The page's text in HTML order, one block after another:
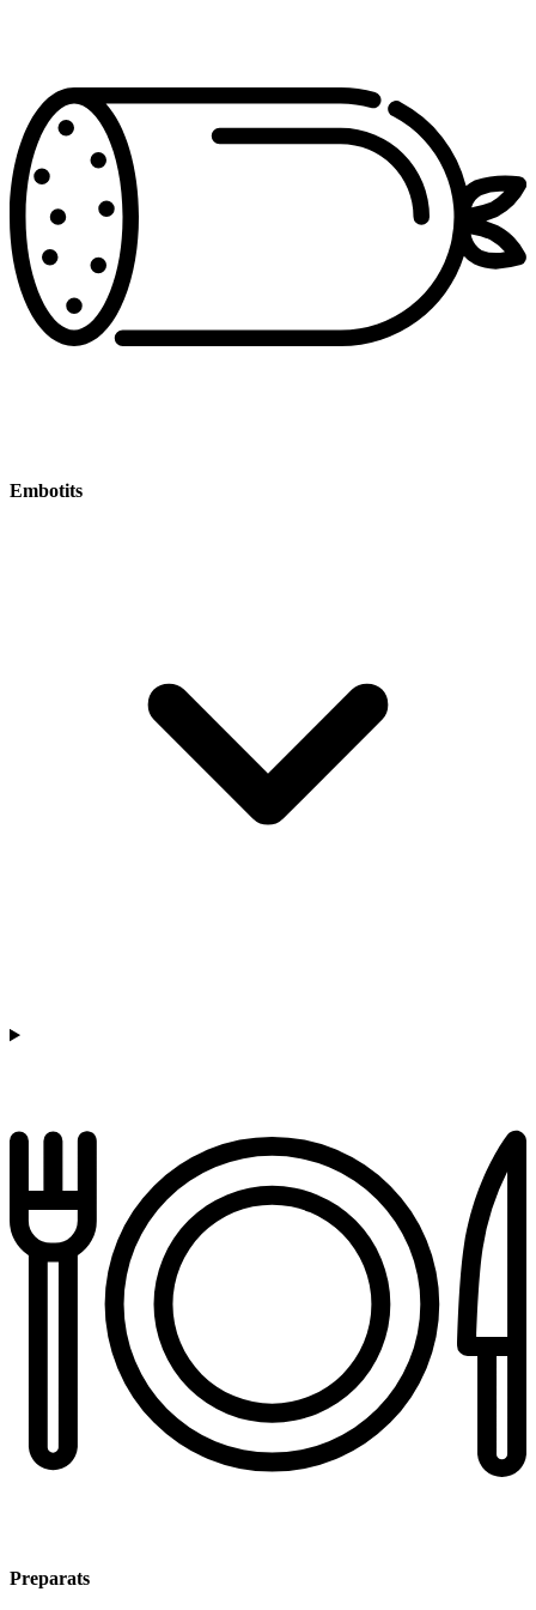
Embotits
Preparats